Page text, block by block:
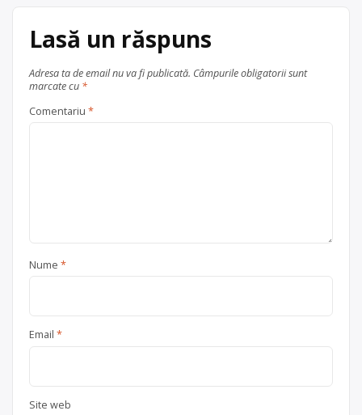
scoase din uz , în
București
0724378299
Lasă un răspuns
Adresa ta de email nu va fi publicată. Câmpurile obligatorii sunt
marcate cu *
Comentariu *
Nume *
Email *
Site web